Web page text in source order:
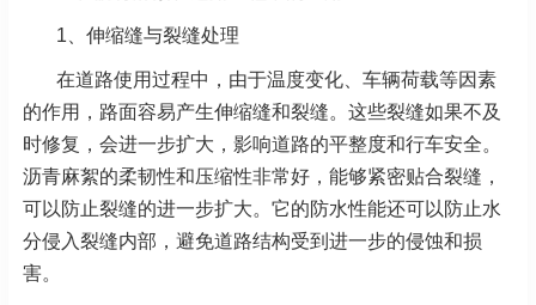
1、伸缩缝与裂缝处理
在道路使用过程中，由于温度变化、车辆荷载等因素
的作用，路面容易产生伸缩缝和裂缝。这些裂缝如果不及
时修复，会进一步扩大，影响道路的平整度和行车安全。
沥青麻絮的柔韧性和压缩性非常好，能够紧密贴合裂缝，
可以防止裂缝的进一步扩大。它的防水性能还可以防止水
分侵入裂缝内部，避免道路结构受到进一步的侵蚀和损
害。